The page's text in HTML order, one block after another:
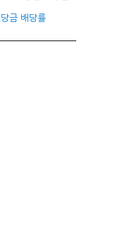
금 배당률